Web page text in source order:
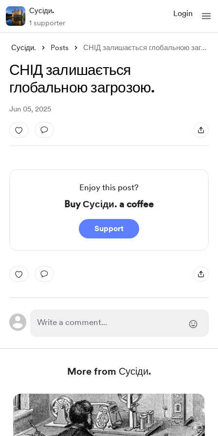
Сусіди.
1 supporter
Login
Сусіди. Posts СНІД залишається глобальною загрозою.
СНІД залишається
глобальною загрозою.
Jun 05, 2025
Enjoy this post?
Buy Сусіди. a coffee
Support
More from Сусіди.